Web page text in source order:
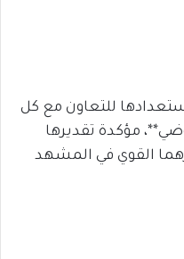
للتعاون مع كل
**، مؤكدة تقديرها
القوي في المشهد